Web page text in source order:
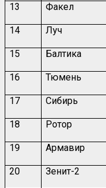
13 Факел
14 Луч
15 Балтика
16 Тюмень
17 Сибирь
18 Ротор
19 Армавир
20 Зенит-2